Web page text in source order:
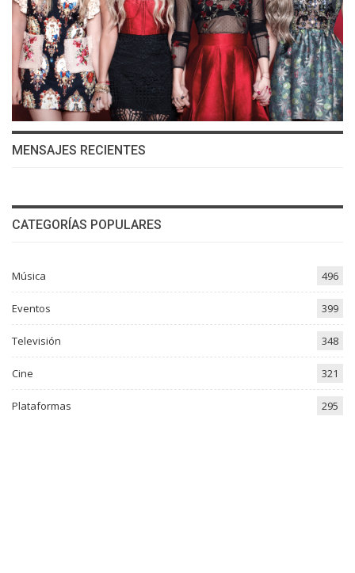
MENSAJES RECIENTES
CATEGORÍAS POPULARES
Música 496
Eventos 399
Televisión 348
Cine 321
Plataformas 295